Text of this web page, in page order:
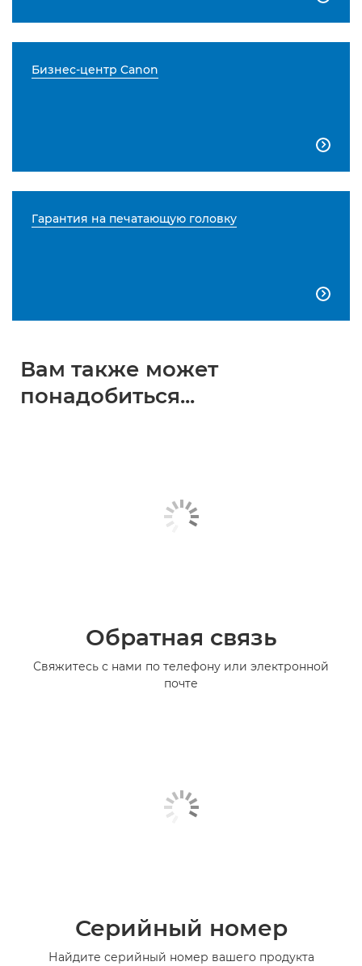
Бизнес-центр Canon

Гарантия на печатающую головку

Вам также может
понадобиться...
Обратная связь
Свяжитесь с нами по телефону или электронной
почте
Серийный номер
Найдите серийный номер вашего продукта